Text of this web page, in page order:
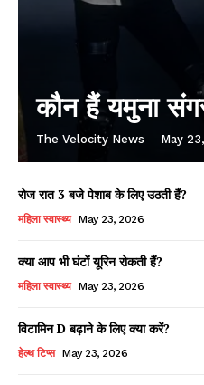
कौन हैं यमुना
The Velocity News - May
रोज रात 3 बजे पेशाब के लिए उठती हैं?
महिला स्वास्थ्य May 23, 2026
क्या आप भी घंटों यूरिन रोकती हैं?
महिला स्वास्थ्य May 23, 2026
विटामिन D बढ़ाने के लिए क्या करें?
हेल्थ टिप्स May 23, 2026